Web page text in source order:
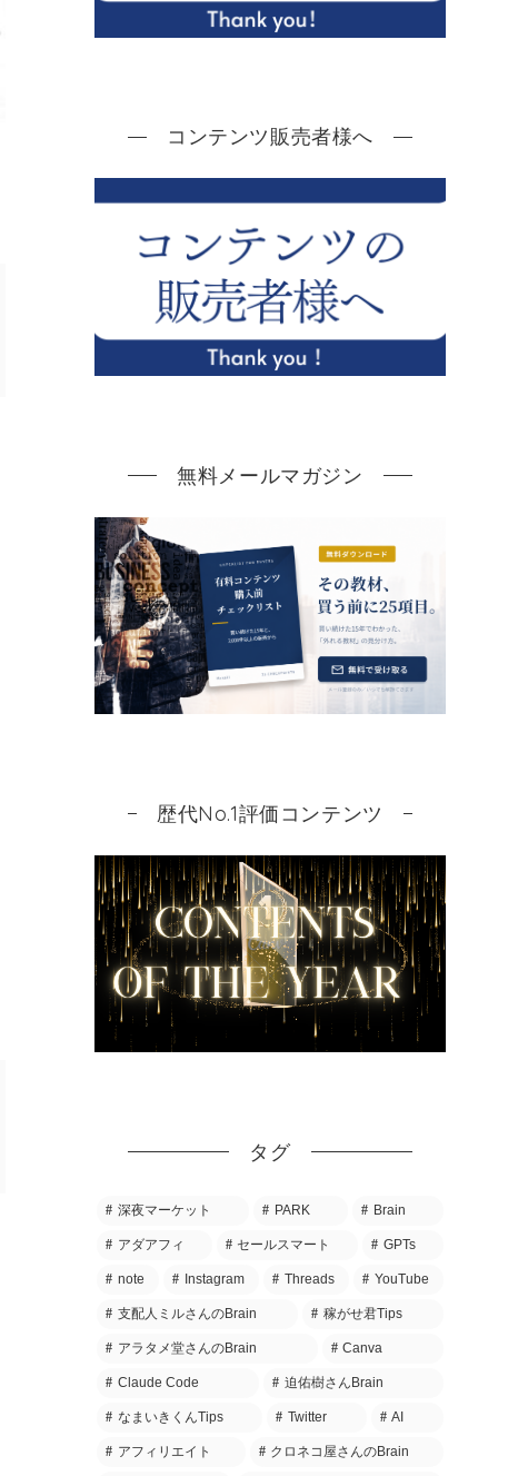
コンテンツ販売者様へ
無料メールマガジン
歴代No.1評価コンテンツ
タグ
深夜マーケット PARK Brain
アダアフィ セールスマート GPTs
note Instagram Threads YouTube
支配人ミルさんのBrain 稼がせ君Tips
アラタメ堂さんのBrain Canva
Claude Code 迫佑樹さんBrain
なまいきくんTips Twitter AI
アフィリエイト クロネコ屋さんのBrain